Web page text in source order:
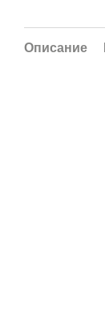
Описание